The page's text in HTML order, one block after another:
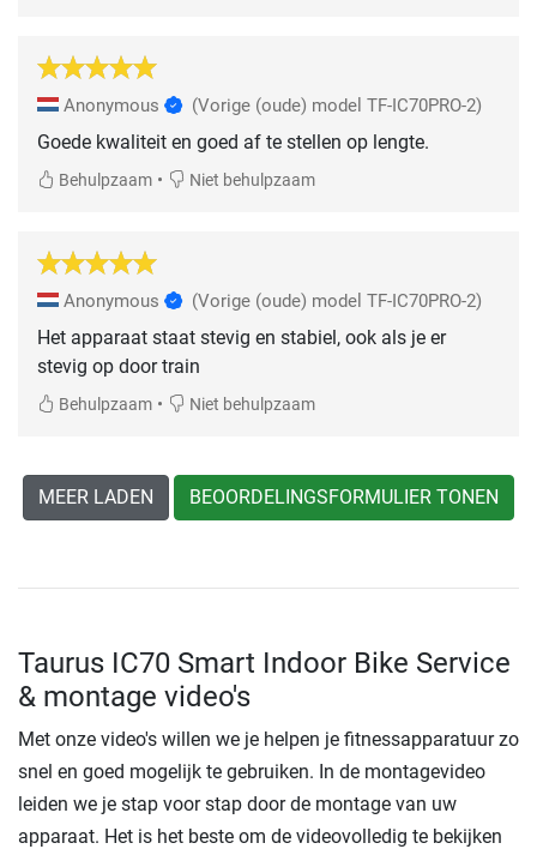
Anonymous (Vorige (oude) model TF-IC70PRO-2)
Goede kwaliteit en goed af te stellen op lengte.
Behulpzaam • Niet behulpzaam
Anonymous (Vorige (oude) model TF-IC70PRO-2)
Het apparaat staat stevig en stabiel, ook als je er
stevig op door train
Behulpzaam • Niet behulpzaam
MEER LADEN BEOORDELINGSFORMULIER TONEN
Taurus IC70 Smart Indoor Bike Service
& montage video's
Met onze video's willen we je helpen je fitnessapparatuur zo
snel en goed mogelijk te gebruiken. In de montagevideo
leiden we je stap voor stap door de montage van uw
apparaat. Het is het beste om de videovolledig te bekijken